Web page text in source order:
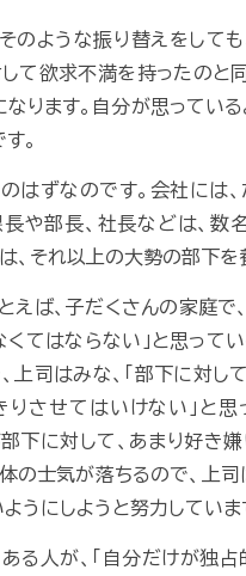
そのような振り替えをして
て欲求不満を持ったのと
ります。自分が思ってい
。
はずなのです。会社には
長や部長、社長などは、数
、それ以上の大勢の部下を
えば、子だくさんの家庭で
てはならない」と思って
上司はみな、「部下に対し
りさせてはいけない」と思
部下に対して、あまり好き
の士気が落ちるので、上司
うにしようと努力していま
ある人が、「自分だけが独